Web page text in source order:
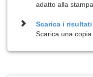
adatto alla stampa
Scarica i risultati
Scarica una